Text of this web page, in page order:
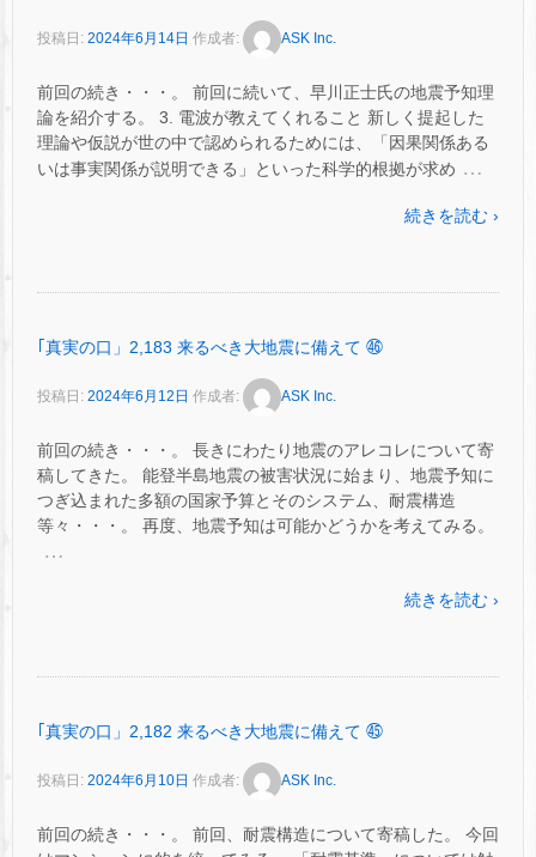
投稿日: 2024年6月14日 作成者: ASK Inc.
前回の続き・・・。 前回に続いて、早川正士氏の地震予知理
論を紹介する。 3. 電波が教えてくれること 新しく提起した
理論や仮説が世の中で認められるためには、「因果関係ある
いは事実関係が説明できる」といった科学的根拠が求め …
続きを読む ›
｢真実の口」2,183 来るべき大地震に備えて ㊻
投稿日: 2024年6月12日 作成者: ASK Inc.
前回の続き・・・。 長きにわたり地震のアレコレについて寄
稿してきた。 能登半島地震の被害状況に始まり、地震予知に
つぎ込まれた多額の国家予算とそのシステム、耐震構造
等々・・・。 再度、地震予知は可能かどうかを考えてみる。
…
続きを読む ›
｢真実の口」2,182 来るべき大地震に備えて ㊺
投稿日: 2024年6月10日 作成者: ASK Inc.
前回の続き・・・。 前回、耐震構造について寄稿した。 今回